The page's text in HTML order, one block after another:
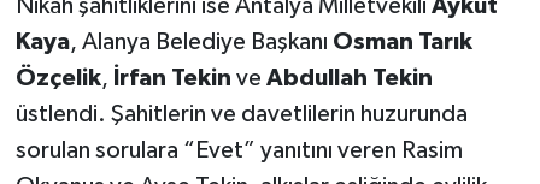
Nikah şahitliklerini ise Antalya Milletvekili Aykut
Kaya, Alanya Belediye Başkanı Osman Tarık
Özçelik, İrfan Tekin ve Abdullah Tekin
üstlendi. Şahitlerin ve davetlilerin huzurunda
sorulan sorulara “Evet” yanıtını veren Rasim